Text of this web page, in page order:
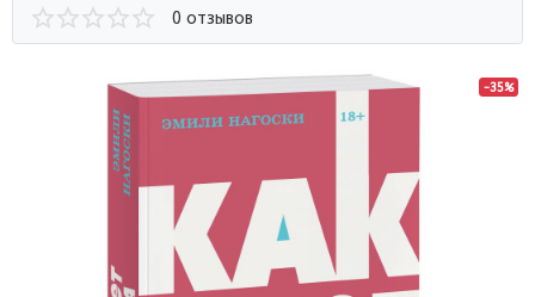
0 отзывов
-35%